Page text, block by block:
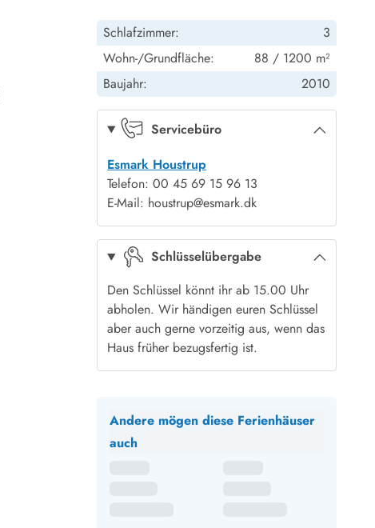
Schlafzimmer:
3
Wohn-/Grundfläche:
88 / 1200 m²
Baujahr:
2010
Servicebüro
Esmark Houstrup
Telefon: 00 45 69 15 96 13
E-Mail: houstrup@esmark.dk
Schlüsselübergabe
Den Schlüssel könnt ihr ab 15.00 Uhr
abholen. Wir händigen euren Schlüssel
aber auch gerne vorzeitig aus, wenn das
Haus früher bezugsfertig ist.
Andere mögen diese Ferienhäuser
auch